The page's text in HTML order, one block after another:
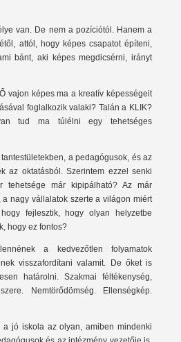
van. De nem a pozíciótól. Hanem a
attól, hogy képes csapatot építeni,
bánt, aki képes megdicsérni, irányt
vajon képes ma a kreatív képességeit
foglalkozik valaki? Talán a KLIK?
tud ma túlélni egy tehetséges
a pedagógusok, és az
az oktatásból. Szerintem ezzel senki
tehetsége már kipipálható? Az már
nagy vállalatok szerte a világon miért
fejlesztik, hogy olyan helyzetbe
hogy ez fontos?
a kedvezőtlen folyamatok
visszafordítani valamit. De őket is
határolni. Szakmai féltékenység,
Nemtörődömség. Ellenségkép.
jó iskola az olyan, amiben mindenki